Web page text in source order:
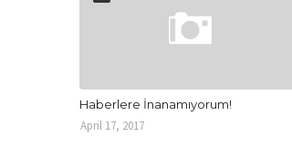
Haberlere İnanamıyorum!
April 17, 2017